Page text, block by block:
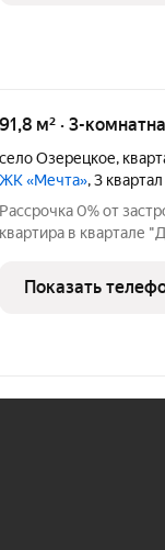
91,8 м² · 3-
село Озерецкое,
ЖК «Мечта», 3
Рассрочка 0% от застройщика! Продается
квартира в квартале
2026 г. Отделка: Чистовая ОСОБЕННОСТИ: - Просторная
гостиная -
Показать